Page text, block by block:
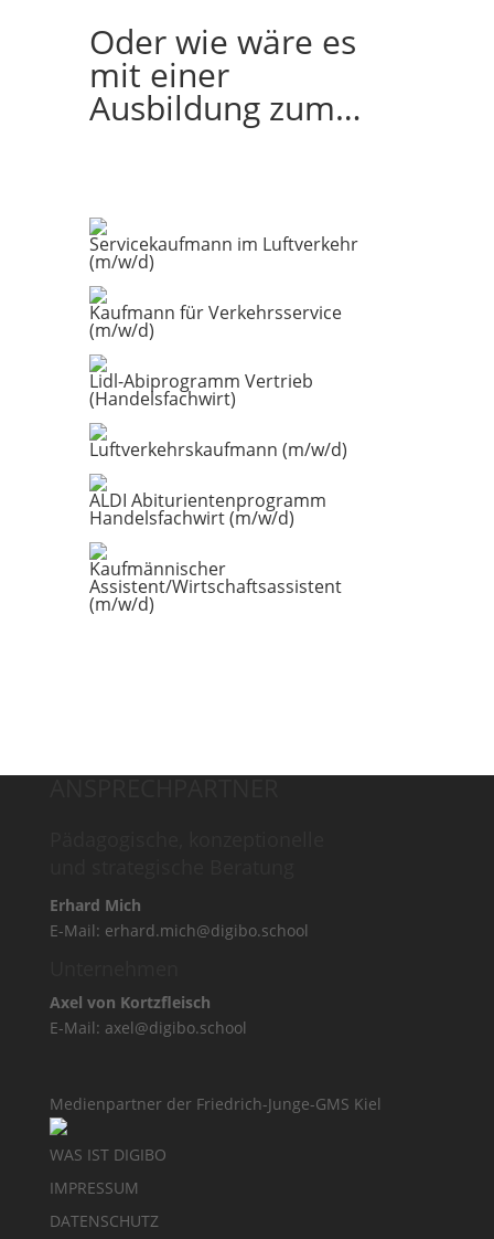
Oder wie wäre es
mit einer
Ausbildung zum…
Servicekaufmann im Luftverkehr
(m/w/d)
Kaufmann für Verkehrsservice
(m/w/d)
Lidl-Abiprogramm Vertrieb
(Handelsfachwirt)
Luftverkehrskaufmann (m/w/d)
ALDI Abiturientenprogramm
Handelsfachwirt (m/w/d)
Kaufmännischer
Assistent/Wirtschaftsassistent
(m/w/d)
Erhard Mich
E-Mail: erhard.mich@digibo.school
Axel von Kortzfleisch
E-Mail: axel@digibo.school
Medienpartner der Friedrich-Junge-GMS Kiel
WAS IST DIGIBO
IMPRESSUM
DATENSCHUTZ